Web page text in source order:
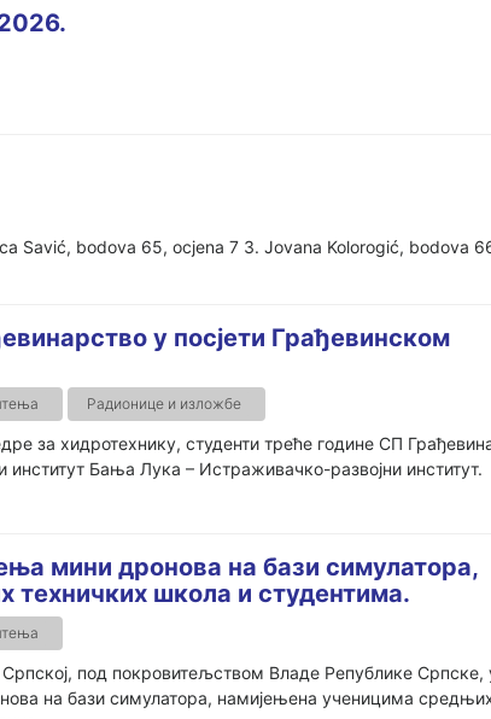
Savić, bodova 65, ocjena 7 3. Jovana Kolorogić, bodova
у посјети Грађевинском
Радионице и изложбе
за хидротехнику, студенти треће године СП
институт Бања Лука – Истраживачко-развојни
мини дронова на бази симулатора,
школа и студентима.
под покровитељством Владе Републике Српске,
на бази симулатора, намијењена ученицима